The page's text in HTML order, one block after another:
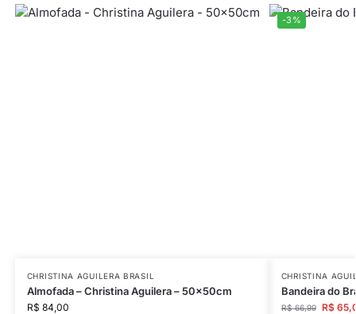
CHRISTINA AGUILERA BRASIL
Almofada – Christina Aguilera – 50x50cm
R$ 84,00
-3%
CHRISTINA
Bandeira do
R$66,99 R$